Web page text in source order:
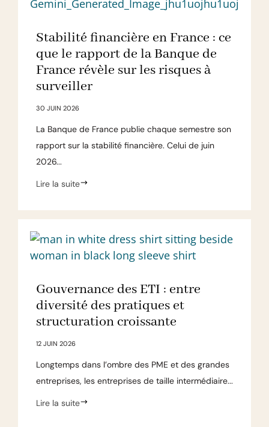
Stabilité financière en France : ce
que le rapport de la Banque de
France révèle sur les risques à
surveiller
30 JUIN 2026
La Banque de France publie chaque semestre son
rapport sur la stabilité financière. Celui de juin
2026...
Lire la suite
Gouvernance des ETI : entre
diversité des pratiques et
structuration croissante
12 JUIN 2026
Longtemps dans l’ombre des PME et des grandes
entreprises, les entreprises de taille intermédiaire...
Lire la suite